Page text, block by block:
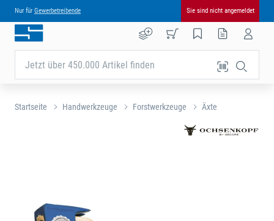
Nur für Gewerbetreibende Sie sind nicht angemeldet
Jetzt über 450.000 Artikel finden
Startseite Handwerkzeuge Forstwerkzeuge Äxte